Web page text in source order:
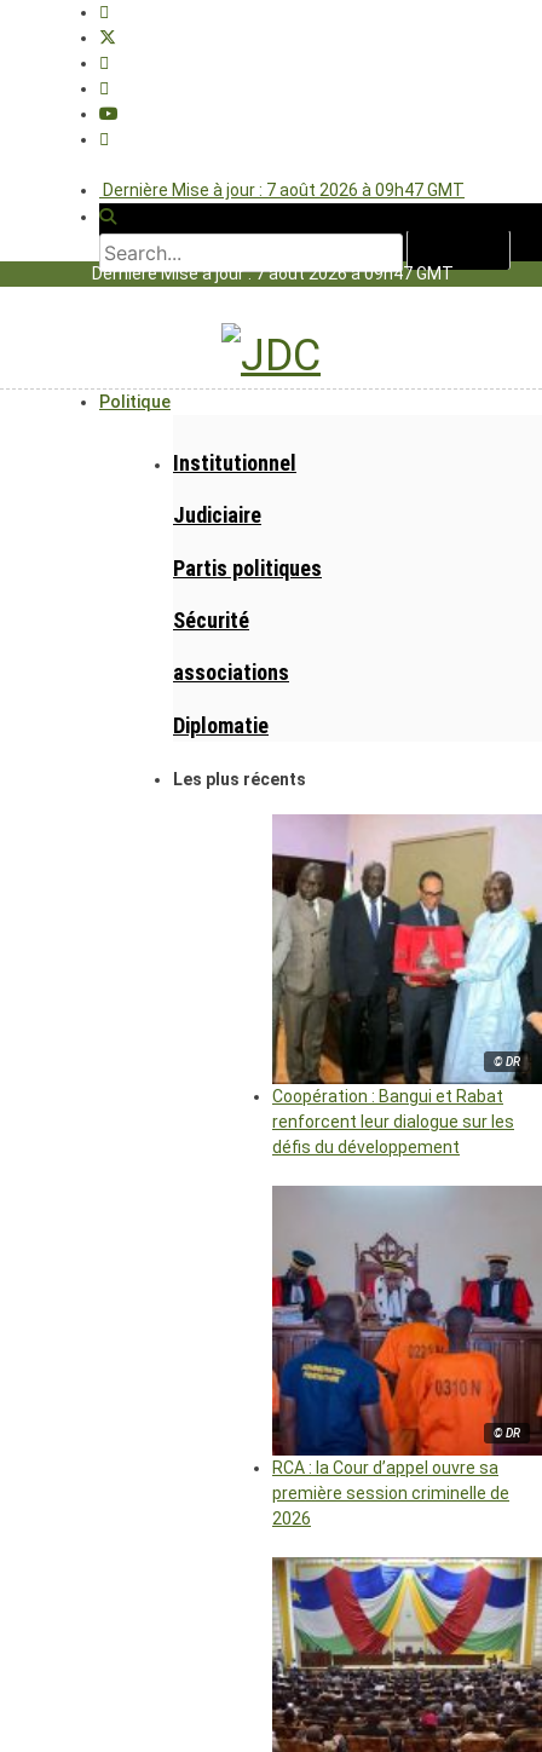
Dernière Mise à jour : 7 août 2026 à 09h47 GMT
Dernière Mise à jour : 7 août 2026 à 09h47 GMT
Politique
Institutionnel
Judiciaire
Partis politiques
Sécurité
associations
Diplomatie
Les plus récents
© DR
Coopération : Bangui et Rabat
renforcent leur dialogue sur les
défis du développement
© DR
RCA : la Cour d’appel ouvre sa
première session criminelle de
2026